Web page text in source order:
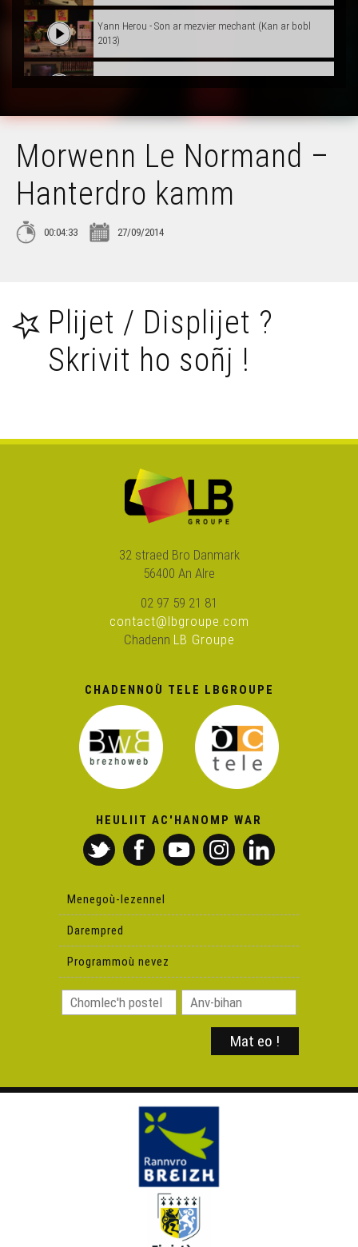
Yann Herou - Son ar mezvier mechant (Kan ar bobl
2013)
Clervie Verveur – Istor deus an Amerik
Jakez ar Borgn – Boubou
Rozenn Taleg & Jean-Claude Taleg – Son Speied
Jakez ar Borgn – Va lellig
Marcel Prigent-Guy Le Guern (2)
Jakez ar Borgn – ’Fell ket din ken
An Alkimiour – Paskal Lamour
Skolajidi Diwan Plijidi – Kan skolaj Plijidi
Rozenn Taleg & Jean-Claude Taleg – Soubenn ar mevel
Jean-Luc Roudaut – Pemp troad d'ar maout
Jean-Luc Roudaut – Bigi war ar mor
Astrakan Project – 1932
Yoann an Nedeleg – Sliabh na mBan
Brigitte ha Katell Kloareg – Ar rannoù
Gentas er Vuhé
Gilles Servat – Bugaleaj nevez
Morwenn Le Normand –
Hanterdro kamm
00:04:33 27/09/2014
Plijet / Displijet ?
Skrivit ho soñj !
32 straed Bro Danmark
56400 An Alre
02 97 59 21 81
contact@lbgroupe.com
Chadenn LB Groupe
CHADENNOÙ TELE LBGROUPE
HEULIIT AC'HANOMP WAR
Menegoù-lezennel
Darempred
Programmoù nevez